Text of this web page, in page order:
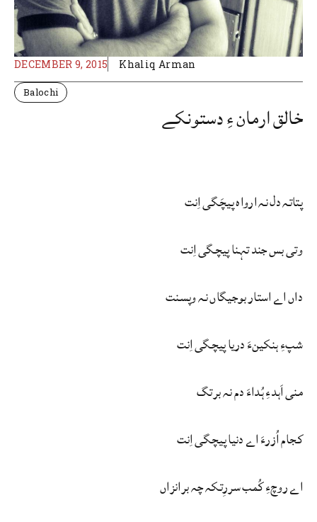
DECEMBER 9, 2015 Khaliq Arman
Balochi
خالق ارمان ءِ دستونکے
پتاتہ دل نہ ارواہ پیچَگی اِنت
وتی بس جند تہنا پیچگی اِنت
داں اے استار بوجیگاں نہ وپسنت
شپءِ ہنکینءَ دریا پیچگی اِنت
منی اَہدءِ ہُداءَ دم نہ برتگ
کجام اُزرءَ اے دنیا پیچگی اِنت
اے روچءِ کُمب سررِتکہ چہ برانزاں